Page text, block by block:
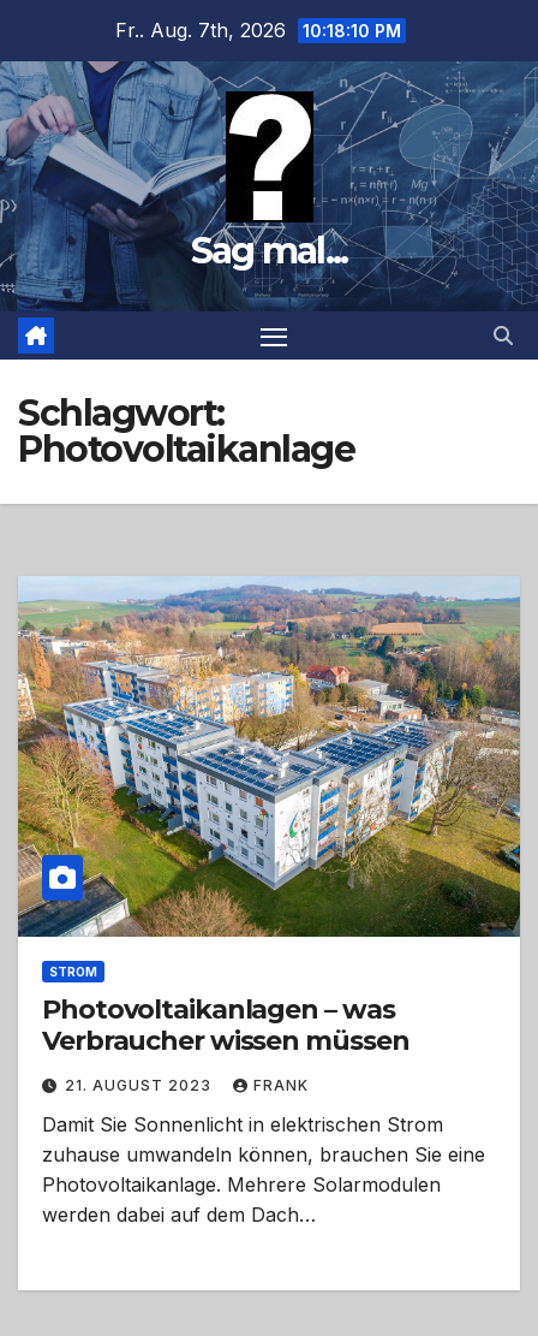
springen
Fr.. Aug. 7th, 2026 10:18:11 PM
Sag mal...
Schlagwort:
Photovoltaikanlage
STROM
Photovoltaikanlagen – was
Verbraucher wissen müssen
21. AUGUST 2023 FRANK
Damit Sie Sonnenlicht in elektrischen Strom
zuhause umwandeln können, brauchen Sie eine
Photovoltaikanlage. Mehrere Solarmodulen
werden dabei auf dem Dach…